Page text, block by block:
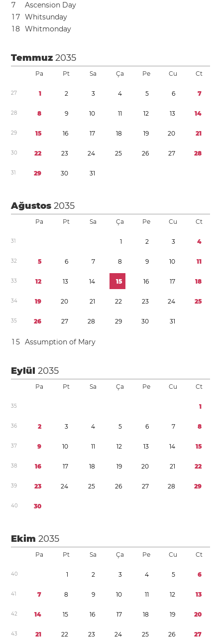
7
Ascension Day
1 7 Whitsunday
18 Whitmonday
Temmuz2035
Pa Pt Sa Ça Pe Cu Ct
27 1 2 3 4 5 6 7
28 8 9 10 11 12 13 14
29 15 16 17 18 19 20 21
30 22 23 24 25 26 27 28
31 29 30 31
Ağustos2035
Pa Pt Sa Ça Pe Cu Ct
31 1 2 3 4
32 5 6 7 8 9 10 11
33 12 13 14 15 16 17 18
34 19 20 21 22 23 24 25
35 26 27 28 29 30 31
1 5 Assumption of Mary
Eylül2035
Pa Pt Sa Ça Pe Cu Ct
35 1
36 2 3 4 5 6 7 8
37 9 10 11 12 13 14 15
38 16 17 18 19 20 21 22
39 23 24 25 26 27 28 29
40 30
Ekim2035
Pa Pt Sa Ça Pe Cu Ct
40 1 2 3 4 5 6
41 7 8 9 10 11 12 13
42 14 15 16 17 18 19 20
43 21 22 23 24 25 26 27